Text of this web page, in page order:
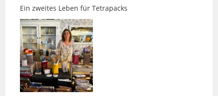
Es gibt Wege, die nicht geradeaus führen